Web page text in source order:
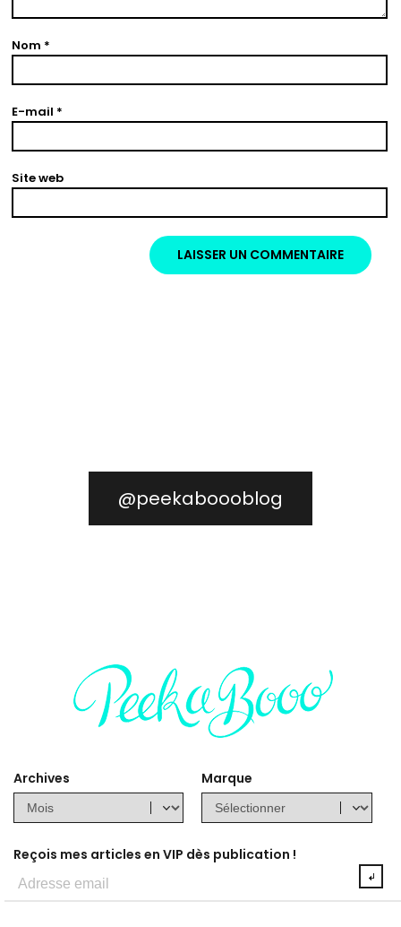
Nom *
E-mail *
Site web
@peekaboooblog
Archives Marque
Reçois mes articles en VIP dès publication !